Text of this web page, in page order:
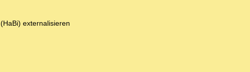
(HaBi) externalisieren